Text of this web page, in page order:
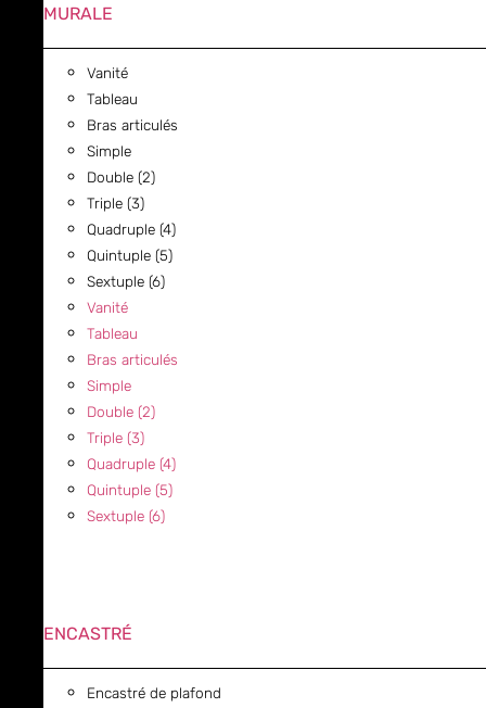
MURALE
Vanité
Tableau
Bras articulés
Simple
Double (2)
Triple (3)
Quadruple (4)
Quintuple (5)
Sextuple (6)
Vanité
Tableau
Bras articulés
Simple
Double (2)
Triple (3)
Quadruple (4)
Quintuple (5)
Sextuple (6)
ENCASTRÉ
Encastré de plafond